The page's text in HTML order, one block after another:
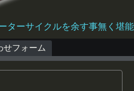
ーサイクルを余す事無く堪能
せフォーム